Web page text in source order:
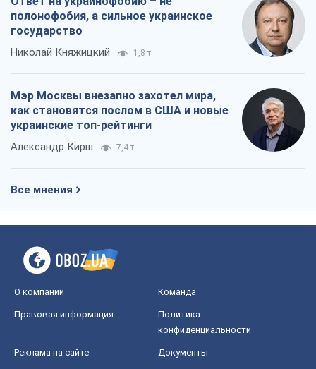
полонофобия, а сильное украинское
государство
Николай Княжицкий 1,8 т.
Мэр Москвы внезапно захотел мира,
как становятся послом в США и новые
украинские топ-рейтинги
Александр Кирш 7,4 т.
Все мнения
О компании Команда
Правовая информация
Политика
конфиденциальности
Реклама на сайте Документы